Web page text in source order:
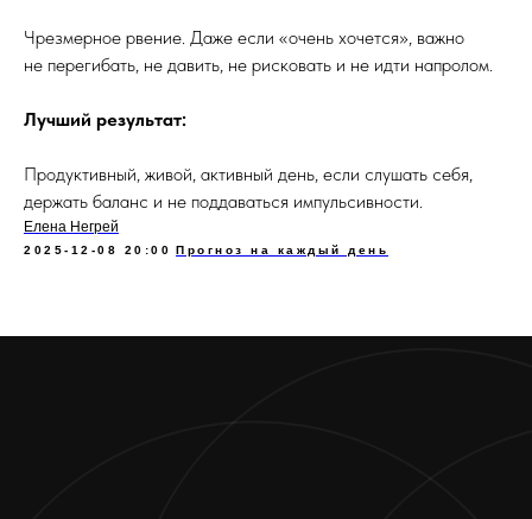
Чрезмерное рвение. Даже если «очень хочется», важно
не перегибать, не давить, не рисковать и не идти напролом.
Лучший результат:
Продуктивный, живой, активный день, если слушать себя,
держать баланс и не поддаваться импульсивности.
Елена Негрей
2025-12-08 20:00 Прогноз на каждый день